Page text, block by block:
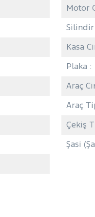
Motor
Kasa
Plaka :
Araç
Araç
Çekiş
Şasi